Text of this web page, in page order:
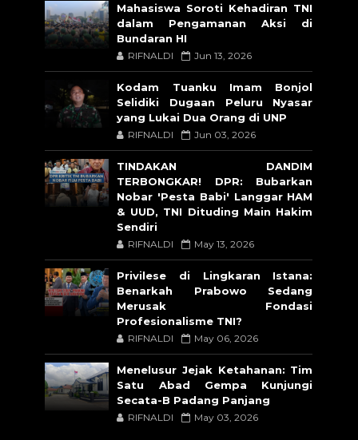
Mahasiswa Soroti Kehadiran TNI
dalam Pengamanan Aksi di
Bundaran HI
RIFNALDI Jun 13, 2026
Kodam Tuanku Imam Bonjol
Selidiki Dugaan Peluru Nyasar
yang Lukai Dua Orang di UNP
RIFNALDI Jun 03, 2026
TINDAKAN DANDIM
TERBONGKAR! DPR: Bubarkan
Nobar 'Pesta Babi' Langgar HAM
& UUD, TNI Dituding Main Hakim
Sendiri
RIFNALDI May 13, 2026
Privilese di Lingkaran Istana:
Benarkah Prabowo Sedang
Merusak Fondasi
Profesionalisme TNI?
RIFNALDI May 06, 2026
Menelusur Jejak Ketahanan: Tim
Satu Abad Gempa Kunjungi
Secata-B Padang Panjang
RIFNALDI May 03, 2026